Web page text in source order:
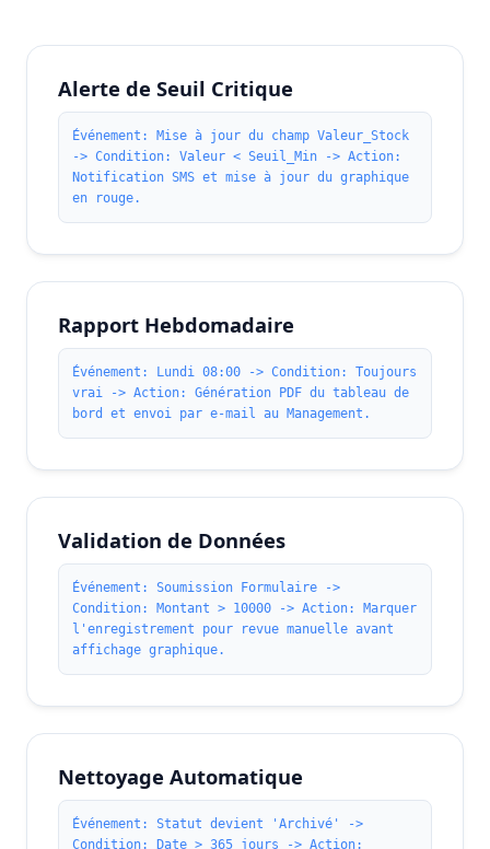
Alerte de Seuil Critique
Événement: Mise à jour du champ Valeur_Stock
-> Condition: Valeur < Seuil_Min -> Action:
Notification SMS et mise à jour du graphique
en rouge.
Rapport Hebdomadaire
Événement: Lundi 08:00 -> Condition: Toujours
vrai -> Action: Génération PDF du tableau de
bord et envoi par e-mail au Management.
Validation de Données
Événement: Soumission Formulaire ->
Condition: Montant > 10000 -> Action: Marquer
l'enregistrement pour revue manuelle avant
affichage graphique.
Nettoyage Automatique
Événement: Statut devient 'Archivé' ->
Condition: Date > 365 jours -> Action: